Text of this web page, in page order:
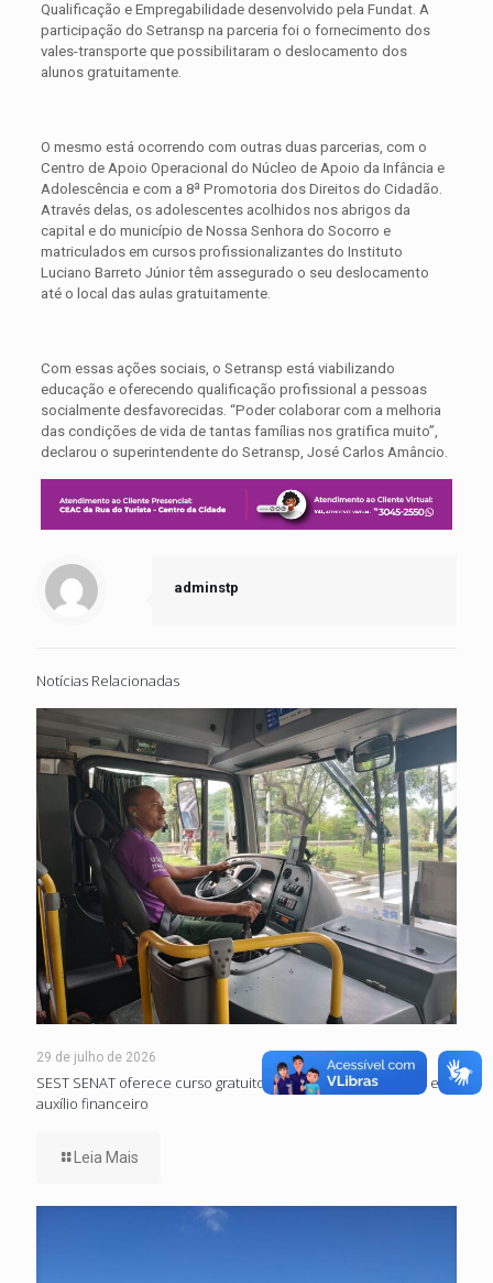
Qualificação e Empregabilidade desenvolvido pela Fundat. A
participação do Setransp na parceria foi o fornecimento dos
vales-transporte que possibilitaram o deslocamento dos
alunos gratuitamente.
O mesmo está ocorrendo com outras duas parcerias, com o
Centro de Apoio Operacional do Núcleo de Apoio da Infância e
Adolescência e com a 8ª Promotoria dos Direitos do Cidadão.
Através delas, os adolescentes acolhidos nos abrigos da
capital e do município de Nossa Senhora do Socorro e
matriculados em cursos profissionalizantes do Instituto
Luciano Barreto Júnior têm assegurado o seu deslocamento
até o local das aulas gratuitamente.
Com essas ações sociais, o Setransp está viabilizando
educação e oferecendo qualificação profissional a pessoas
socialmente desfavorecidas. “Poder colaborar com a melhoria
das condições de vida de tantas famílias nos gratifica muito”,
declarou o superintendente do Setransp, José Carlos Amâncio.
adminstp
Notícias Relacionadas
29 de julho de 2026
SEST SENAT oferece curso gratuito com experiência prática e
auxílio financeiro
Leia Mais